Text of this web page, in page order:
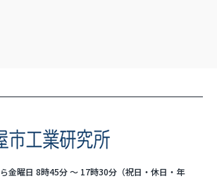
金曜日 8時45分 ～ 17時30分（祝日・休日・年